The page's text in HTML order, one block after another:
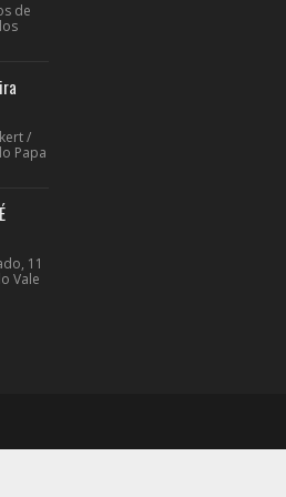
de
/
Papa
11
Vale